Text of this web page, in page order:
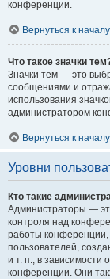
конференции.
Вернуться к началу
Что такое значки
Значки тем — это
сообщениями и
использования
администратором
Вернуться к началу
Уровни
Кто такие
Администраторы —
контроля над
работы конференции,
пользователей,
и т. п., в зависимости
конференции. Они